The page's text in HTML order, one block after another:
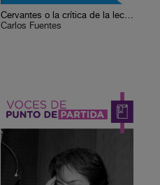
Cervantes o la crítica de la lectura
Carlos Fuentes